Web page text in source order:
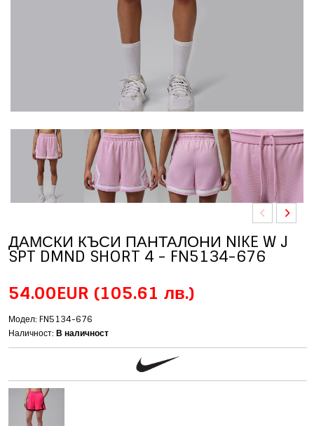
ДАМСКИ КЪСИ ПАНТАЛОНИ NIKE W J
SPT DMND SHORT 4 - FN5134-676
54.00EUR (105.61 лв.)
Модел: FN5134-676
Наличност:В наличност